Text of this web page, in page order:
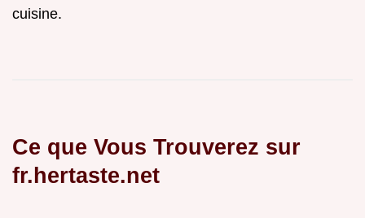
cuisine.
Ce que Vous Trouverez sur
fr.hertaste.net